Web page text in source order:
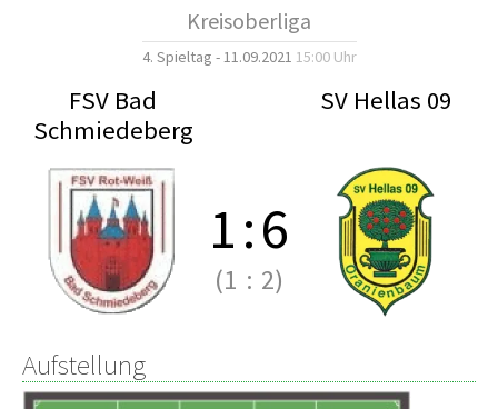
Kreisoberliga
4. Spieltag - 11.09.2021 15:00 Uhr
FSV Bad
Schmiedeberg
SV Hellas 09
1:6
(1 : 2)
Aufstellung